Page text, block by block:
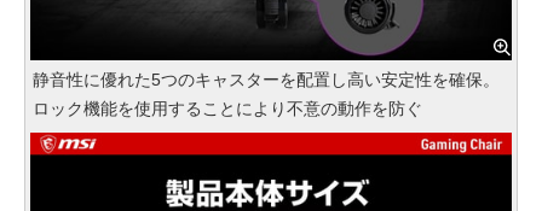
静音性に優れた5つのキャスターを配置し高い安定性を確保。
ロック機能を使用することにより不意の動作を防ぐ